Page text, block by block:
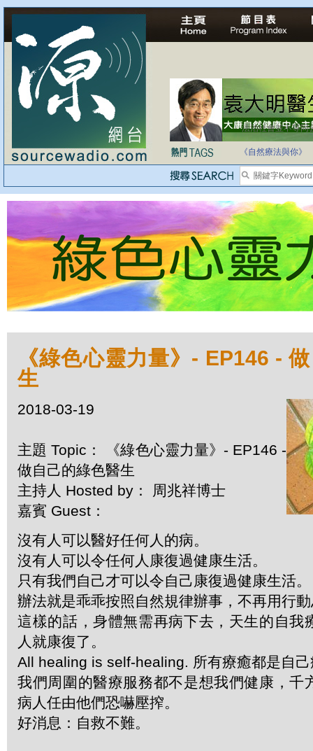
法治社會並不等同
《自然療法與你》
《綠色心靈力量》- EP146 -
生
2018-03-19
主題 Topic： 《綠色心靈力量》- EP146 -
做自己的綠色醫生
主持人 Hosted by： 周兆祥博士
嘉賓 Guest：
沒有人可以醫好任何人的病。
沒有人可以令任何人康復過健康生活。
只有我們自己才可以令自己康復過健康生活。
辦法就是乖乖按照自然規律辦事，不再用行
這樣的話，身體無需再病下去，天生的自我
人就康復了。
All healing is self-healing. 所有療癒都是自
我們周圍的醫療服務都不是想我們健康，千
病人任由他們恐嚇壓搾。
好消息：自救不難。